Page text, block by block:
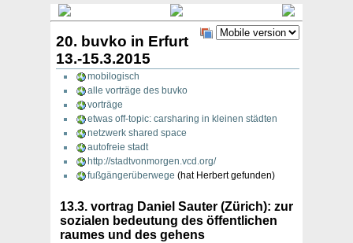
20. buvko in Erfurt
13.-15.3.2015
mobilogisch
alle vorträge des buvko
vorträge
etwas off-topic: carsharing in kleinen städten
netzwerk shared space
autofreie stadt
http://stadtvonmorgen.vcd.org/
fußgängerüberwege (hat Herbert gefunden)
13.3. vortrag Daniel Sauter (Zürich): zur
sozialen bedeutung des öffentlichen
raumes und des gehens